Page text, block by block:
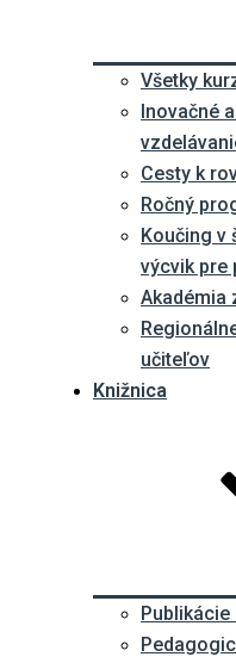
Všetky
Inovačné
Cesty k
Ročný
Koučing v
výcvik pre
Akadémia
učiteľov
Knižnica